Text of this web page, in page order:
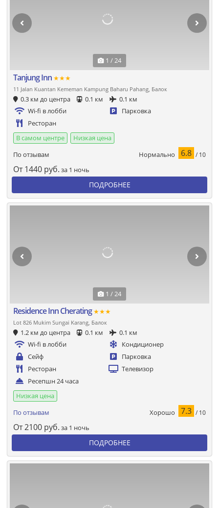
1 / 24
Tanjung Inn ★★★
11 Jalan Kuantan Kememan Kampung Baharu Pahang, Балок
0.3 км до центра 0.1 км
0.1 км
Wi-fi в лобби
Парковка
Ресторан
В самом центре
Низкая цена
По отзывам
Нормально 6.8 / 10
От 1440 руб. за 1 ночь
ПОДРОБНЕЕ
1 / 24
Residence Inn Cherating★★★
Lot 826 Mukim Sungai Karang, Балок
1.2 км до центра 0.1 км
0.1 км
Wi-fi в лобби
Кондиционер
Сейф
Парковка
Ресторан
Телевизор
Ресепшн 24 часа
Низкая цена
По отзывам
Хорошо 7.3 / 10
От2100 руб. за 1 ночь
ПОДРОБНЕЕ